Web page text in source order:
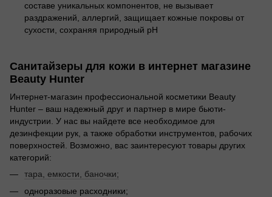
составе уникальных компонентов, не вызывает
раздражений, аллергий, защищает кожные покровы от
сухости, сохраняя природный рН
Санитайзеры для кожи в интернет магазине
Beauty Hunter
Интернет-магазин профессиональной косметики Beauty
Hunter – ваш надежный друг и партнер в мире бьюти-
индустрии. У нас вы найдете все необходимое для
дезинфекции рук, а также обработки инструментов, рабочих
поверхностей. Возможно, вас заинтересуют товары других
категорий:
тара, емкости, баночки;
одноразовые расходники;